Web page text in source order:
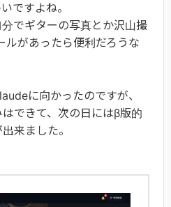
ですよね。
でギターの写真とか沢山撮
ルがあったら便利だろうな
に向かったのですが、
できて、次の日にはβ版的
来ました。